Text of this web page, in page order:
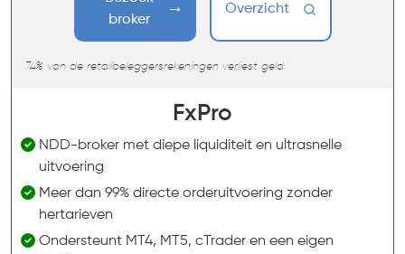
broker
Overzicht
74% van de retailbeleggersrekeningen verliest geld.
FxPro
NDD-broker met diepe liquiditeit en ultrasnelle
uitvoering
Meer dan 99% directe orderuitvoering zonder
hertarieven
Ondersteunt MT4, MT5, cTrader en een eigen